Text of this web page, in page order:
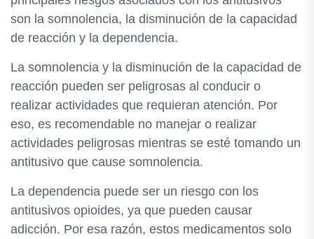
son la somnolencia, la disminución de la capacidad
de reacción y la dependencia.
La somnolencia y la disminución de la capacidad de
reacción pueden ser peligrosas al conducir o
realizar actividades que requieran atención. Por
eso, es recomendable no manejar o realizar
actividades peligrosas mientras se esté tomando un
antitusivo que cause somnolencia.
La dependencia puede ser un riesgo con los
antitusivos opioides, ya que pueden causar
adicción. Por esa razón, estos medicamentos solo